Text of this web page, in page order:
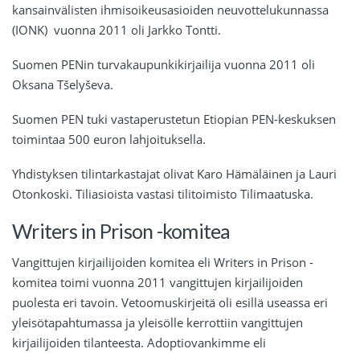
kansainvälisten ihmisoikeusasioiden neuvottelukunnassa
(IONK) vuonna 2011 oli Jarkko Tontti.
Suomen PENin turvakaupunkikirjailija vuonna 2011 oli
Oksana Tšelyševa.
Suomen PEN tuki vastaperustetun Etiopian PEN-keskuksen
toimintaa 500 euron lahjoituksella.
Yhdistyksen tilintarkastajat olivat Karo Hämäläinen ja Lauri
Otonkoski. Tiliasioista vastasi tilitoimisto Tilimaatuska.
Writers in Prison -komitea
Vangittujen kirjailijoiden komitea eli Writers in Prison -
komitea toimi vuonna 2011 vangittujen kirjailijoiden
puolesta eri tavoin. Vetoomuskirjeitä oli esillä useassa eri
yleisötapahtumassa ja yleisölle kerrottiin vangittujen
kirjailijoiden tilanteesta. Adoptiovankimme eli